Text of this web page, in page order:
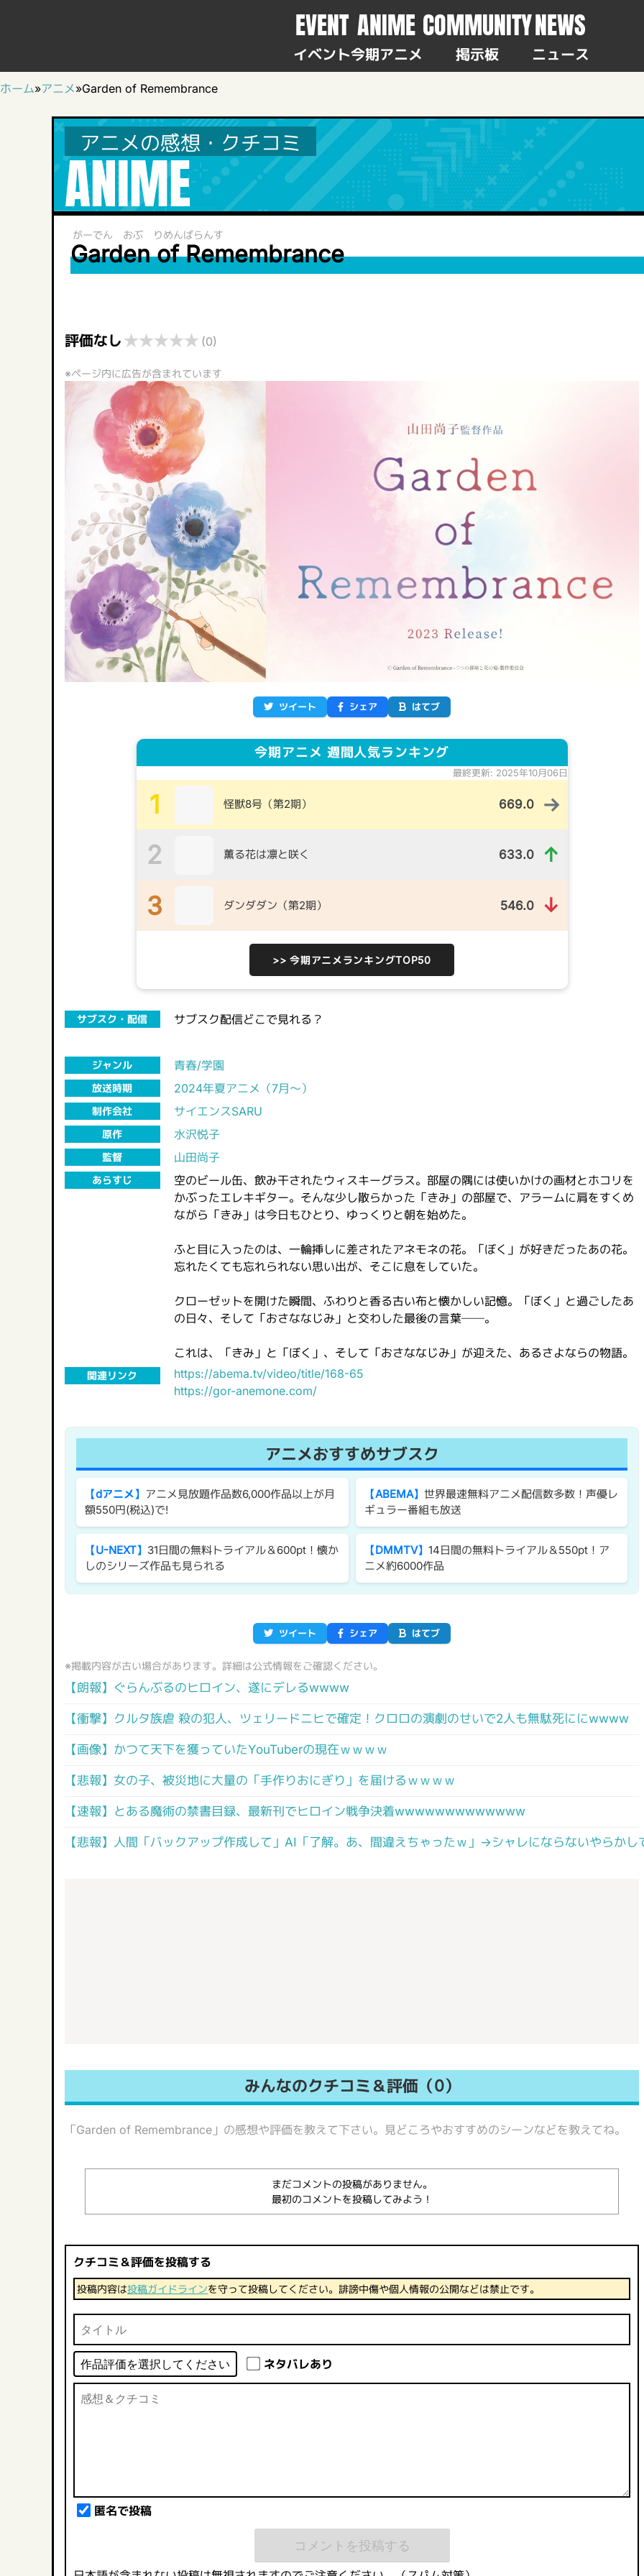
EVENT
イベント
ANIME
今期アニメ
COMMUNITY
掲示板
NEWS
ニュース
ホーム»アニメ»Garden of Remembrance
アニメの感想・クチコミ
ANIME
がーでん おぶ りめんばらんす
Garden of Remembrance
評価なし ★★★★★ (0)
※ページ内に広告が含まれています
ツイート シェア はてブ
今期アニメ 週間人気ランキング
最終更新: 2025年10月06日
1 怪獣8号（第2期） 669.0 →
2 薫る花は凛と咲く 633.0 ↑
3 ダンダダン（第2期） 546.0 ↓
>> 今期アニメランキングTOP50
サブスク・配信 サブスク配信どこで見れる？
ジャンル 青春/学園
放送時期 2024年夏アニメ（7月～）
制作会社 サイエンスSARU
原作 水沢悦子
監督 山田尚子
あらすじ
空のビール缶、飲み干されたウィスキーグラス。部屋の隅には使いかけの画材とホコリを
かぶったエレキギター。そんな少し散らかった「きみ」の部屋で、アラームに肩をすくめ
ながら「きみ」は今日もひとり、ゆっくりと朝を始めた。
ふと目に入ったのは、一輪挿しに差されたアネモネの花。「ぼく」が好きだったあの花。
忘れたくても忘れられない思い出が、そこに息をしていた。
クローゼットを開けた瞬間、ふわりと香る古い布と懐かしい記憶。「ぼく」と過ごしたあ
の日々、そして「おさななじみ」と交わした最後の言葉──。
これは、「きみ」と「ぼく」、そして「おさななじみ」が迎えた、あるさよならの物語。
関連リンク
https://abema.tv/video/title/168-65
https://gor-anemone.com/
アニメおすすめサブスク
【dアニメ】 アニメ見放題作品数6,000作品以上が月
額550円(税込)で!
【ABEMA】 世界最速無料アニメ配信数多数！声優レ
ギュラー番組も放送
【U-NEXT】 31日間の無料トライアル＆600pt！懐か
しのシリーズ作品も見られる
【DMMTV】 14日間の無料トライアル＆550pt！ア
ニメ約6000作品
ツイート シェア はてブ
※掲載内容が古い場合があります。詳細は公式情報をご確認ください。
【朗報】ぐらんぶるのヒロイン、遂にデレるwwww
【衝撃】クルタ族虐 殺の犯人、ツェリードニヒで確定！クロロの演劇のせいで2人も無駄死ににwwww
【画像】かつて天下を獲っていたYouTuberの現在ｗｗｗｗ
【悲報】女の子、被災地に大量の「手作りおにぎり」を届けるｗｗｗｗ
【速報】とある魔術の禁書目録、最新刊でヒロイン戦争決着wwwwwwwwwwwww
【悲報】人間「バックアップ作成して」AI「了解。あ、間違えちゃったｗ」→シャレにならないやらかし
みんなのクチコミ＆評価（0）
「Garden of Remembrance」の感想や評価を教えて下さい。見どころやおすすめのシーンなどを教えてね。
まだコメントの投稿がありません。
最初のコメントを投稿してみよう！
クチコミ＆評価を投稿する
投稿内容は投稿ガイドラインを守って投稿してください。誹謗中傷や個人情報の公開などは禁止です。
ネタバレあり
匿名で投稿